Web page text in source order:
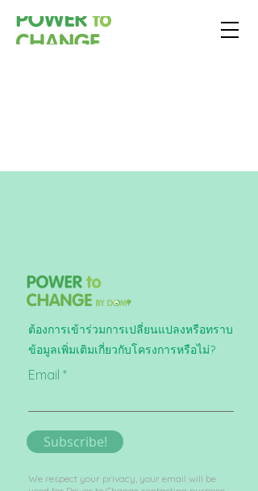
ต้องการเข้าร่วมการเปลี่ยนแปลงหรือทราบ
ข้อมูลเพิ่มเติมเกี่ยวกับโครงการหรือไม่?
Email
Subscribe!
We respect your privacy, your email will be